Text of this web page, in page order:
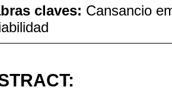
claves: Cansancio